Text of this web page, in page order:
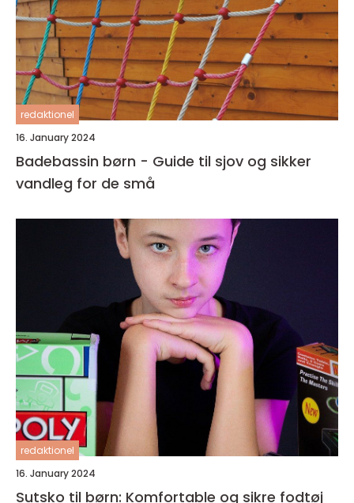
redaktionel
16. January 2024
Badebassin børn - Guide til sjov og sikker
vandleg for de små
redaktionel
16. January 2024
Sutsko til børn: Komfortable og sikre fodtøj